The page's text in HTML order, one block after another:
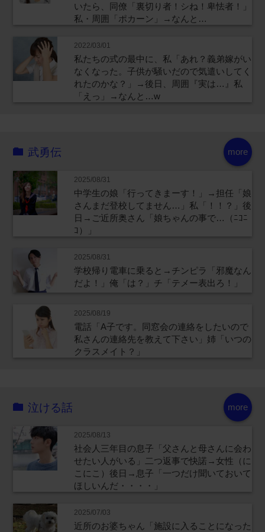
いたら、同僚「裏切り者！シね！卑怯者！」
私・周囲「ポカーン」→なんと…
2022/03/01
私たちの式の最中に、私「あれ？義弟嫁がい
なくなった。子供が騒いだので気遣いしてく
れたのかな？」→後日、周囲『実は…』私
「えっ」→なんと…w
more
武勇伝
2025/08/31
中学生の娘「行ってきまーす！」→担任「娘
さんまだ登校してません…」私「！！？」後
日→ご近所奥さん「娘ちゃんの事で…（ﾆｺﾆ
ｺ）」
2025/08/31
学校帰り電車に乗ると→チンピラ「邪魔なん
だよ！」俺「は？」チ「テメー表出ろ！」
2025/08/19
電話「A子です。同窓会の連絡をしたいので
私さんの連絡先を教えて下さい」姉「いつの
クラスメイト？」
more
泣ける話
2025/08/13
社会人三年目の息子「父さんと母さんに会わ
せたい人がいる」二つ返事で快諾→女性（に
こにこ）後日→息子「一つだけ聞いておいて
ほしいんだ・・・・」
2025/07/03
近所のお婆ちゃん「施設に入ることになった